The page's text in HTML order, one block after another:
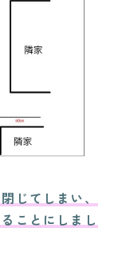
じてしまい、
ことにしまし